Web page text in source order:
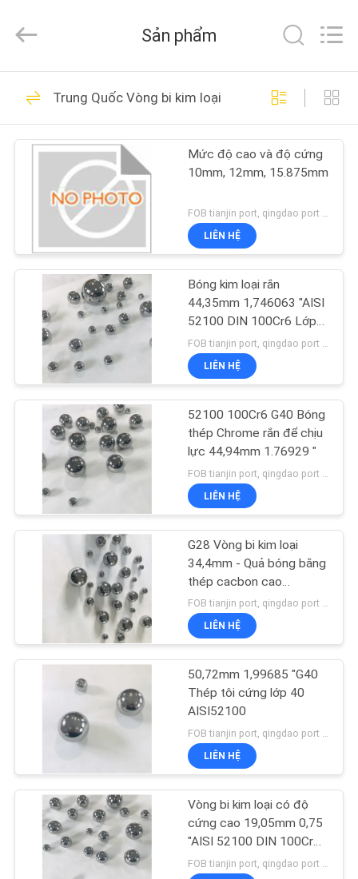
TRANG
CHỦ
PHẨM
VỀ
CHÚNG
THAM
QUAN
MÁY
KIỂM
SOÁT
LƯỢNG
LIÊN
HỆ
CHÚNG
TIN
TỨC
engineering
import
co.,ltd..
Reserved.
Bi thép Chrome
38
Vòng bi có độ chính
xác cao
29
Vòng bi kim loại
16
Bi thép để chịu lực
22
Quả bóng thép rắn
13
Sản phẩm
Trung Quốc Vòng bi kim loại
Mức độ cao và độ cứng
10mm, 12mm, 15.875mm
FOB tianjin port, qingdao port MOQ:1 cái
LIÊN HỆ
Bóng kim loại rắn
44,35mm 1,746063 "AISI
52100 DIN 100Cr6 Lớp
40
LIÊN HỆ
52100 100Cr6 G40 Bóng
thép Chrome rắn để chịu
lực 44,94mm 1.76929 "
LIÊN HỆ
G28 Vòng bi kim loại
34,4mm - Quả bóng bằng
thép cacbon cao
35,1mm
FOB tianjin port, qingdao port MOQ:4590 chiếc
LIÊN HỆ
50,72mm 1,99685 "G40
Thép tôi cứng lớp 40
AISI52100
FOB tianjin port, qingdao port MOQ:1224 chiếc
LIÊN HỆ
Vòng bi kim loại có độ
cứng cao 19,05mm 0,75
"AISI 52100 DIN 100Cr6
G20